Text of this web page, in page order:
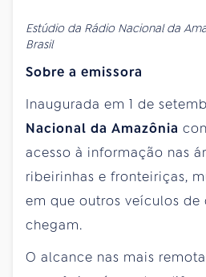
Estúdio da Rádio Nacional da
Brasil
Sobre a emissora
Inaugurada em 1 de
Nacional da Amazônia
acesso à informação nas
ribeirinhas e fronteiriças,
em que outros veículos
chegam.
O alcance nas mais